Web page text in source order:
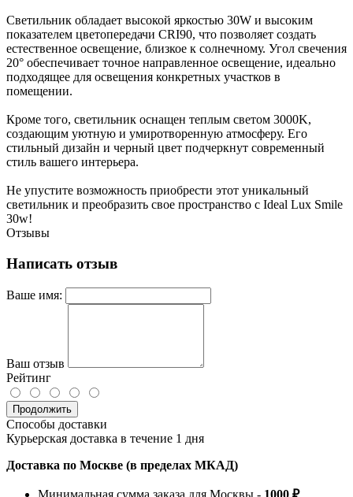
Светильник обладает высокой яркостью 30W и высоким
показателем цветопередачи CRI90, что позволяет создать
естественное освещение, близкое к солнечному. Угол свечения
20° обеспечивает точное направленное освещение, идеально
подходящее для освещения конкретных участков в
помещении.
Кроме того, светильник оснащен теплым светом 3000K,
создающим уютную и умиротворенную атмосферу. Его
стильный дизайн и черный цвет подчеркнут современный
стиль вашего интерьера.
Не упустите возможность приобрести этот уникальный
светильник и преобразить свое пространство с Ideal Lux Smile
30w!
Отзывы
Написать отзыв
Ваше имя:
Ваш отзыв
Рейтинг
Продолжить
Способы доставки
Курьерская доставка в течение 1 дня
Доставка по Москве (в пределах МКАД)
Минимальная сумма заказа для Москвы - 1000 ₽